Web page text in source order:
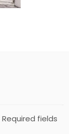
Required fields